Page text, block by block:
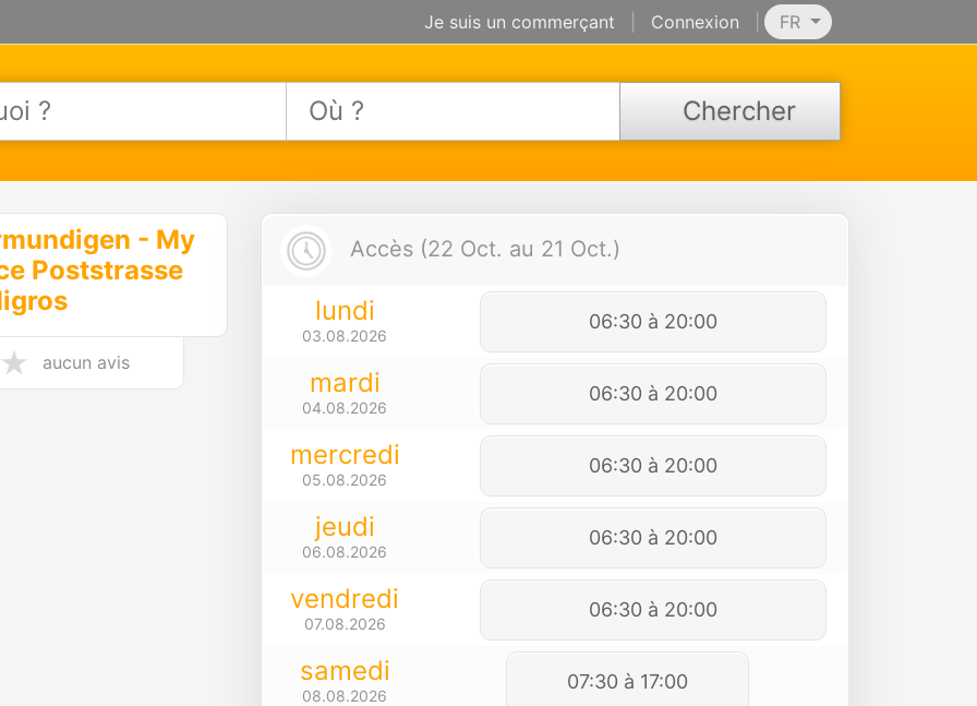
Je suis un commerçant Connexion FR
Chercher
- My
Poststrasse
aucun avis
Accès (22 Oct. au 21 Oct.)
lundi
03.08.2026
06:30 à 20:00
mardi
04.08.2026
06:30 à 20:00
mercredi
05.08.2026
06:30 à 20:00
jeudi
06.08.2026
06:30 à 20:00
vendredi
07.08.2026
06:30 à 20:00
samedi
08.08.2026
07:30 à 17:00